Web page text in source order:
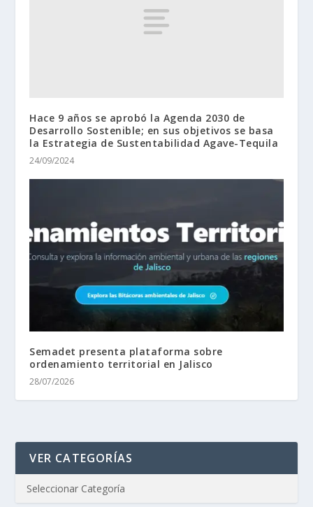
Hace 9 años se aprobó la Agenda 2030 de
Desarrollo Sostenible; en sus objetivos se basa
la Estrategia de Sustentabilidad Agave-Tequila
24/09/2024
Semadet presenta plataforma sobre
ordenamiento territorial en Jalisco
28/07/2026
VER CATEGORÍAS